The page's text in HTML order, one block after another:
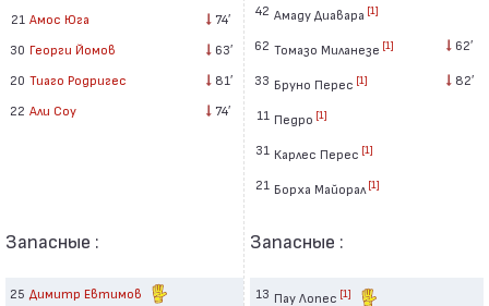
21 Амос Юга
74′
30 Георги Йомов
63′
20 Тиаго Родригес
81′
22 Али Соу 74′
Запасные :
25 Димитр Евтимов
42 Амаду Диавара [1]
62 Томазо Миланезе [1] 62′
33 Бруно Перес [1] 82′
11 Педро [1]
31 Карлес Перес [1]
21 Борха Майорал [1]
Запасные :
13 Пау Лопес [1]